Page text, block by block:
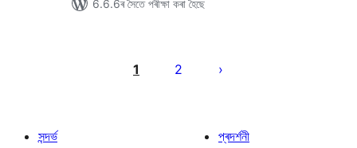
6.6.6ৰ সৈতে পৰীক্ষা কৰা হৈছে
1 2
সন্দৰ্ভ
প্ৰদৰ্শনী